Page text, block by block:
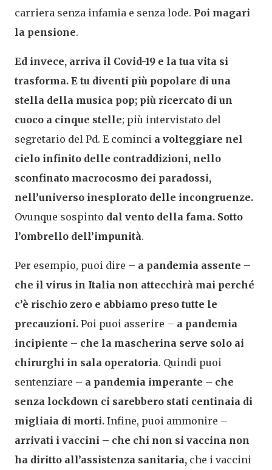
carriera senza infamia e senza lode. Poi magari
la pensione.
Ed invece, arriva il Covid-19 e la tua vita si
trasforma. E tu diventi più popolare di una
stella della musica pop; più ricercato di un
cuoco a cinque stelle; più intervistato del
segretario del Pd. E cominci a volteggiare nel
cielo infinito delle contraddizioni, nello
sconfinato macrocosmo dei paradossi,
nell’universo inesplorato delle incongruenze.
Ovunque sospinto dal vento della fama. Sotto
l’ombrello dell’impunità.
Per esempio, puoi dire – a pandemia assente –
che il virus in Italia non attecchirà mai perché
c’è rischio zero e abbiamo preso tutte le
precauzioni. Poi puoi asserire – a pandemia
incipiente – che la mascherina serve solo ai
chirurghi in sala operatoria. Quindi puoi
sentenziare – a pandemia imperante – che
senza lockdown ci sarebbero stati centinaia di
migliaia di morti. Infine, puoi ammonire –
arrivati i vaccini – che chi non si vaccina non
ha diritto all’assistenza sanitaria, che i vaccini